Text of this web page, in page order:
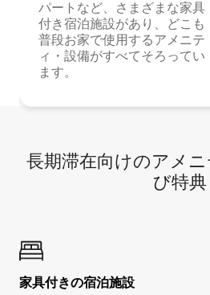
パートなど、さまざまな家具
付き宿泊施設があり、どこも
普段お家で使用するアメニテ
ィ・設備がすべてそろってい
ます。
長期滞在向け⁠のア⁠メ⁠
び特⁠典
家具付き⁠の宿⁠泊⁠施⁠設